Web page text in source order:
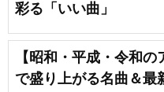
彩る「いい曲」
【昭和・平成・令和
で盛り上がる名曲＆最